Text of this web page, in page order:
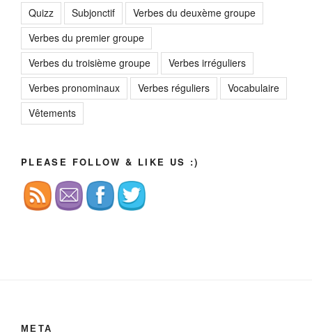
Quizz
Subjonctif
Verbes du deuxème groupe
Verbes du premier groupe
Verbes du troisième groupe
Verbes irréguliers
Verbes pronominaux
Verbes réguliers
Vocabulaire
Vêtements
PLEASE FOLLOW & LIKE US :)
МЕТА